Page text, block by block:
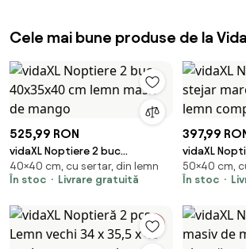
Cele mai bune produse de la
525,99 RON
vidaXL Noptiere 2 buc
40x35x40 cm lemn masiv de
mango
40×40 cm, cu sertar, din lemn
În stoc
Livrare gratuită
397,99
vidaXL
maro,
compozit
50×40 cm,
În stoc